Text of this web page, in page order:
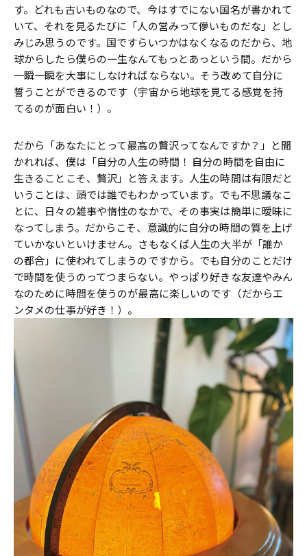
す。どれも古いものなので、今はすでにない国名が書かれて
いて、それを見るたびに「人の営みって儚いものだな」とし
みじみ思うのです。国ですらいつかはなくなるのだから、地
球からしたら僕らの一生なんてもっとあっという間。だから
一瞬一瞬を大事にしなければならない。そう改めて自分に
誓うことができるのです（宇宙から地球を見てる感覚を持
てるのが面白い！）。
だから「あなたにとって最高の贅沢ってなんですか？」と聞
かれれば、僕は「自分の人生の時間！ 自分の時間を自由に
生きることこそ、贅沢」と答えます。人生の時間は有限だと
いうことは、頭では誰でもわかっています。でも不思議なこ
とに、日々の雑事や惰性のなかで、その事実は簡単に曖昧に
なってしまう。だからこそ、意識的に自分の時間の質を上げ
ていかないといけません。さもなくば人生の大半が「誰か
の都合」に使われてしまうのですから。でも自分のことだけ
で時間を使うのってつまらない。やっぱり好きな友達やみん
なのために時間を使うのが最高に楽しいのです（だからエ
ンタメの仕事が好き！）。